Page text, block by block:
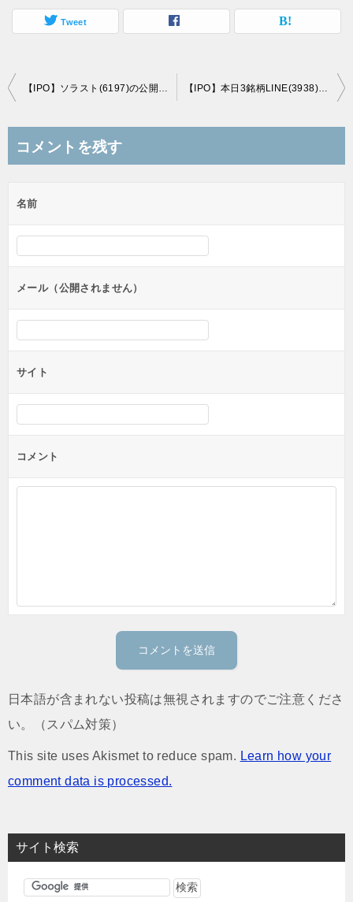
Tweet
投
ビ
ー
シ
ン
【IPO】ソラスト(6197)の公開価格は仮条件の「下限より1,300円」、上場市場は東証1部に決定！ 【IPO】本日3銘柄LINE(3938)・インソース(6200)・デュアルタップ(3469)の公開価格は全て仮条件の上限となりました
コメントを残す
名前
メール（公開されません）
サイト
コメント
日本語が含まれない投稿は無視されますのでご注意くださ
い。（スパム対策）
This site uses Akismet to reduce spam. Learn how your
comment data is processed.
サイト検索